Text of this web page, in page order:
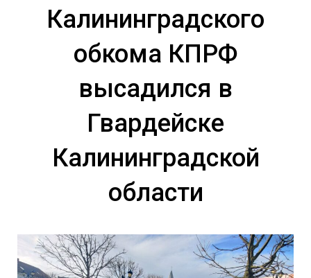
Калининградского
обкома КПРФ
высадился в
Гвардейске
Калининградской
области